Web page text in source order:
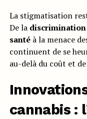
La stigmatisation
De la discrimination
santéà la menace
continuent de se
au-delà du coût et de
cannabis :